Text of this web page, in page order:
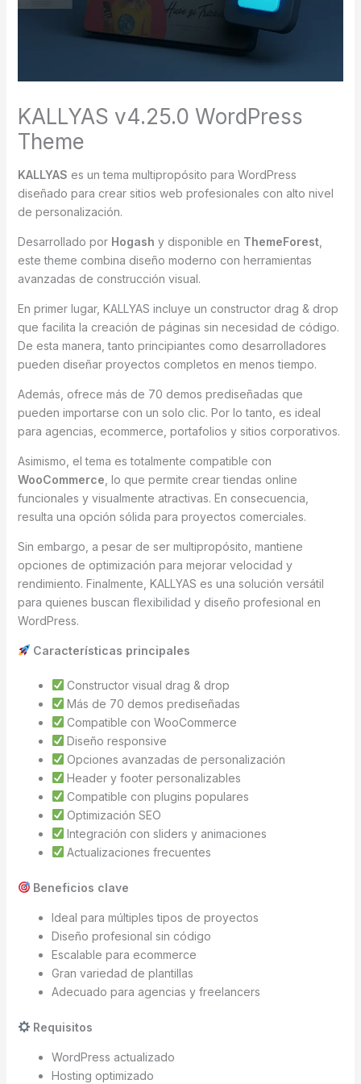
KALLYAS v4.25.0 WordPress
Theme
KALLYAS es un tema multipropósito para WordPress
diseñado para crear sitios web profesionales con alto nivel
de personalización.
Desarrollado por Hogash y disponible en ThemeForest,
este theme combina diseño moderno con herramientas
avanzadas de construcción visual.
En primer lugar, KALLYAS incluye un constructor drag & drop
que facilita la creación de páginas sin necesidad de código.
De esta manera, tanto principiantes como desarrolladores
pueden diseñar proyectos completos en menos tiempo.
Además, ofrece más de 70 demos prediseñadas que
pueden importarse con un solo clic. Por lo tanto, es ideal
para agencias, ecommerce, portafolios y sitios corporativos.
Asimismo, el tema es totalmente compatible con
WooCommerce , lo que permite crear tiendas online
funcionales y visualmente atractivas. En consecuencia,
resulta una opción sólida para proyectos comerciales.
Sin embargo, a pesar de ser multipropósito, mantiene
opciones de optimización para mejorar velocidad y
rendimiento. Finalmente, KALLYAS es una solución versátil
para quienes buscan flexibilidad y diseño profesional en
WordPress.
Características principales
Constructor visual drag & drop
Más de 70 demos prediseñadas
Compatible con WooCommerce
Diseño responsive
Opciones avanzadas de personalización
Header y footer personalizables
Compatible con plugins populares
Optimización SEO
Integración con sliders y animaciones
Actualizaciones frecuentes
Beneficios clave
Ideal para múltiples tipos de proyectos
Diseño profesional sin código
Escalable para ecommerce
Gran variedad de plantillas
Adecuado para agencias y freelancers
Requisitos
WordPress actualizado
Hosting optimizado